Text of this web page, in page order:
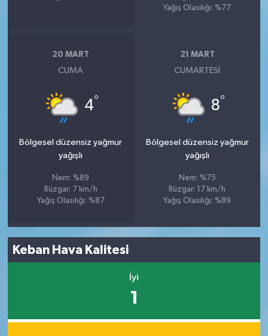
Yağış Olasılığı: %77
20 MART
CUMA
4°
Bölgesel düzensiz yağmur
yağışlı
Nem: %89
Rüzgar: 7 km/h
Yağış Olasılığı: %87
21 MART
CUMARTESI
8°
Bölgesel düzensiz yağmur
yağışlı
Nem: %75
Rüzgar: 17 km/h
Yağış Olasılığı: %89
Keban Hava Kalitesi
İyi
1